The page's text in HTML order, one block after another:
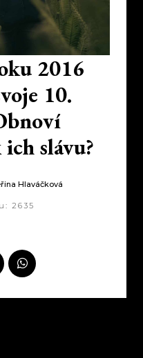
2016
10.
slávu?
Hlaváčková
2635